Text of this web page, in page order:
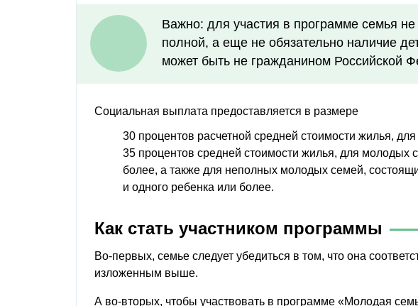
Важно: для участия в программе семья
полной, а еще не обязательно наличие
может быть не гражданином Российской
Социальная выплата предоставляется в размере
30 процентов расчетной средней стоимости жилья,
35 процентов средней стоимости жилья, для молодых
более, а также для неполных молодых семей,
и одного ребенка или более.
Как стать участником программы
Во-первых, семье следует убедиться в том, что она
изложенным выше.
А во-вторых, чтобы участвовать в программе «Молодая